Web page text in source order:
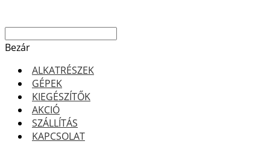
Bezár
ALKATRÉSZEK
GÉPEK
KIEGÉSZÍTŐK
AKCIÓ
SZÁLLÍTÁS
KAPCSOLAT